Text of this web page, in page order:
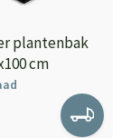
plantenbak
cm